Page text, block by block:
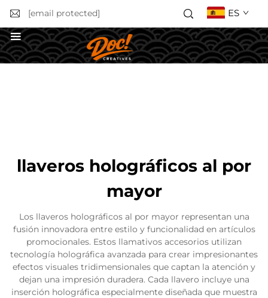
[email protected] ES
llaveros holográficos al por
mayor
Los llaveros holográficos al por mayor representan una
fusión innovadora entre estilo y funcionalidad en artículos
promocionales. Estos llamativos accesorios utilizan
tecnología holográfica avanzada para crear impresionantes
efectos visuales tridimensionales que captan la atención y
dejan una impresión duradera. Cada llavero incluye una
inserción holográfica especialmente diseñada que muestra